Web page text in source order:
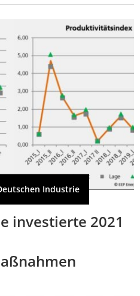
Industrie
investierte 2021